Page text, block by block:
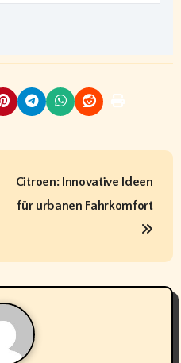
Citroen: Innovative Ideen
für urbanen Fahrkomfort